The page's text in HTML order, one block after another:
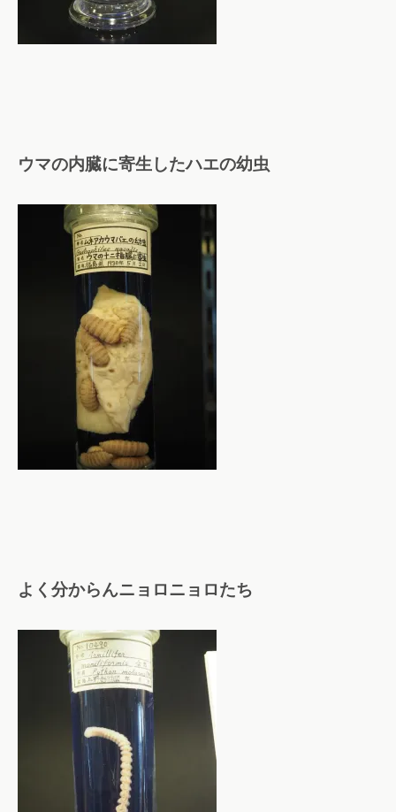
ウマの内臓に寄生したハエの幼虫
よく分からんニョロニョロたち